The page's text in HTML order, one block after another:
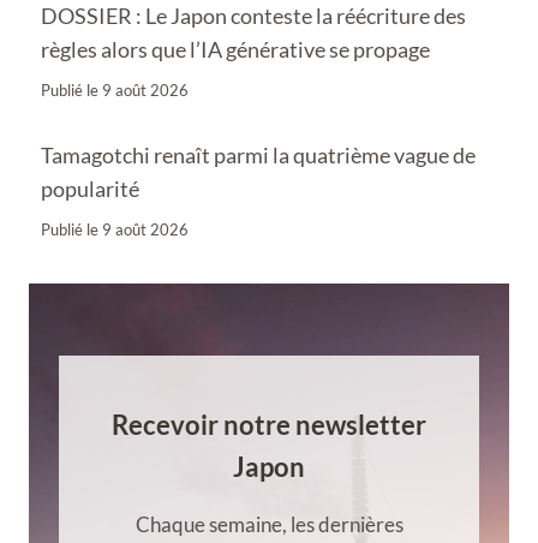
DOSSIER : Le Japon conteste la réécriture des
règles alors que l’IA générative se propage
Publié le 9 août 2026
Tamagotchi renaît parmi la quatrième vague de
popularité
Publié le 9 août 2026
Recevoir notre newsletter
Japon
Chaque semaine, les dernières